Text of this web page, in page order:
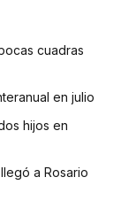
cuadras
en julio
hijos en
a Rosario